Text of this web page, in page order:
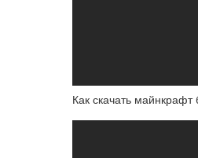
Как скачать майнкрафт